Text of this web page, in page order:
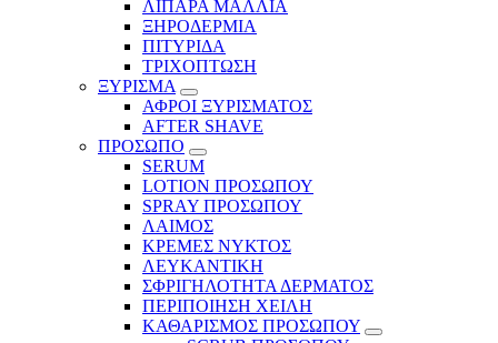
ΛΙΠΑΡΑ ΜΑΛΛΙΑ
ΞΗΡΟΔΕΡΜΙΑ
ΠΙΤΥΡΙΔΑ
ΤΡΙΧΟΠΤΩΣΗ
ΞΥΡΙΣΜΑ
ΑΦΡΟΙ ΞΥΡΙΣΜΑΤΟΣ
AFTER SHAVE
ΠΡΟΣΩΠΟ
SERUM
LOTION ΠΡΟΣΩΠΟΥ
SPRAY ΠΡΟΣΩΠΟΥ
ΛΑΙΜΟΣ
ΚΡΕΜΕΣ ΝΥΚΤΟΣ
ΛΕΥΚΑΝΤΙΚΗ
ΣΦΡΙΓΗΛΟΤΗΤΑ ΔΕΡΜΑΤΟΣ
ΠΕΡΙΠΟΙΗΣΗ ΧΕΙΛΗ
ΚΑΘΑΡΙΣΜΟΣ ΠΡΟΣΩΠΟΥ